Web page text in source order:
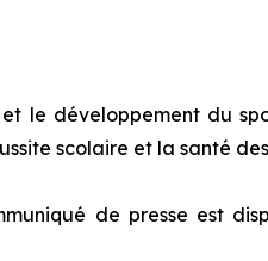
le développement du
scolaire et la santé
de presse est